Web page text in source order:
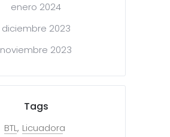
enero 2024
diciembre 2023
noviembre 2023
Tags
BTL Licuadora